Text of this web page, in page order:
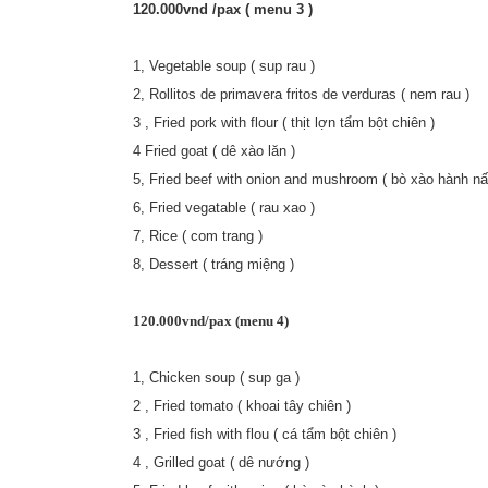
120.000vnd /pax ( menu 3 )
1, Vegetable soup ( sup rau )
2, Rollitos de primavera fritos de verduras ( nem rau )
3 , Fried pork with flour ( thịt lợn tẩm bột chiên )
4 Fried goat ( dê xào lăn )
5, Fried beef with onion and mushroom ( bò xào hành
6, Fried vegatable ( rau xao )
7, Rice ( com trang )
8, Dessert ( tráng miệng )
120.000vnd/pax (menu 4)
1, Chicken soup ( sup ga )
2 , Fried tomato ( khoai tây chiên )
3 , Fried fish with flou ( cá tẩm bột chiên )
4 , Grilled goat ( dê nướng )